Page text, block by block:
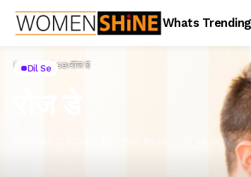
Whats Trending
Home Dil se रोज डे
Dil Se